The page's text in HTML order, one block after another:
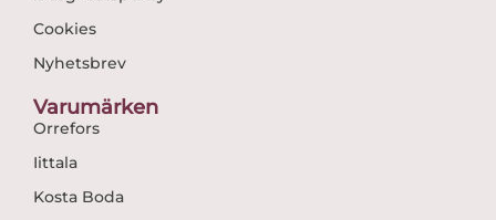
Cookies
Nyhetsbrev
Varumärken
Orrefors
Iittala
Kosta Boda